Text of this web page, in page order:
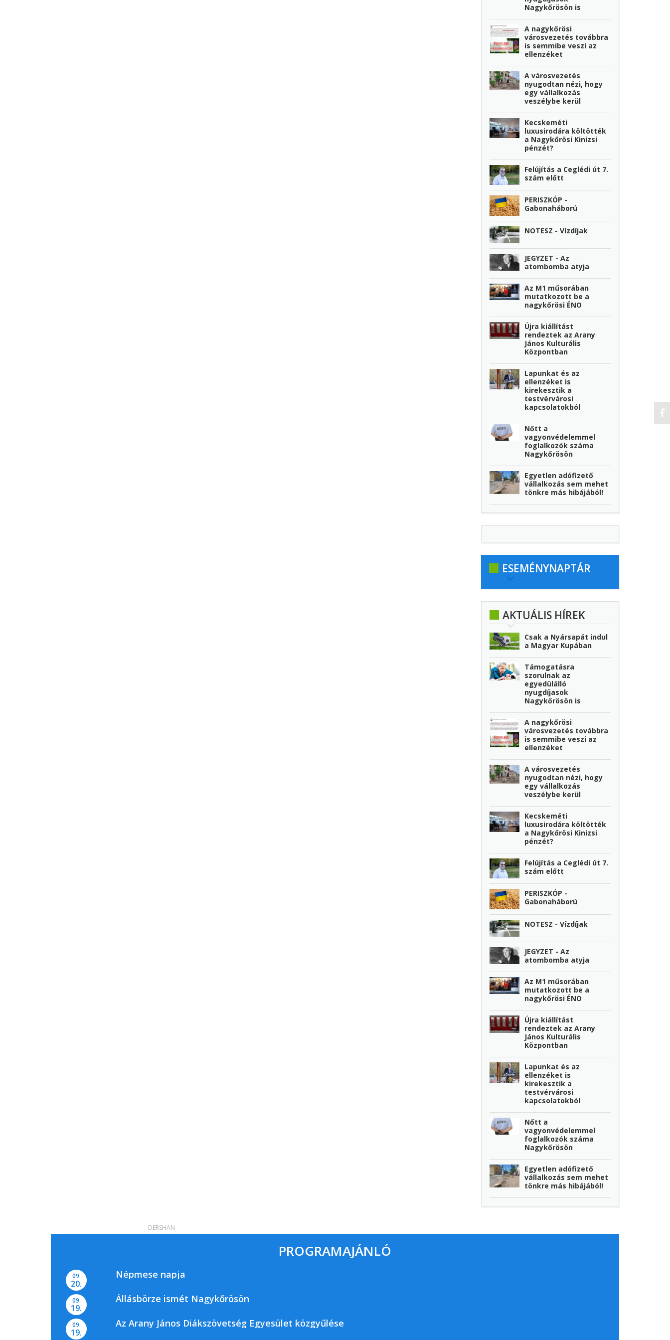
Nagykőrösön is
A nagykőrösi
városvezetés továbbra
is semmibe veszi az
ellenzéket
A városvezetés
nyugodtan nézi, hogy
egy vállalkozás
veszélybe kerül
Kecskeméti
luxusirodára költötték
a Nagykőrösi Kinizsi
pénzét?
Felújítás a Ceglédi út 7.
szám előtt
PERISZKÓP -
Gabonaháború
NOTESZ - Vízdíjak
JEGYZET - Az
atombomba atyja
Az M1 műsorában
mutatkozott be a
nagykőrösi ÉNO
Újra kiállítást
rendeztek az Arany
János Kulturális
Központban
Lapunkat és az
ellenzéket is
kirekesztik a
testvérvárosi
kapcsolatokból
Nőtt a
vagyonvédelemmel
foglalkozók száma
Nagykőrösön
Egyetlen adófizető
vállalkozás sem mehet
tönkre más hibájából!
ESEMÉNYNAPTÁR
AKTUÁLIS HÍREK
Csak a Nyársapát indul
a Magyar Kupában
Támogatásra
szorulnak az
egyedülálló
nyugdíjasok
Nagykőrösön is
A nagykőrösi
városvezetés továbbra
is semmibe veszi az
ellenzéket
A városvezetés
nyugodtan nézi, hogy
egy vállalkozás
veszélybe kerül
Kecskeméti
luxusirodára költötték
a Nagykőrösi Kinizsi
pénzét?
Felújítás a Ceglédi út 7.
szám előtt
PERISZKÓP -
Gabonaháború
NOTESZ - Vízdíjak
JEGYZET - Az
atombomba atyja
Az M1 műsorában
mutatkozott be a
nagykőrösi ÉNO
Újra kiállítást
rendeztek az Arany
János Kulturális
Központban
Lapunkat és az
ellenzéket is
kirekesztik a
testvérvárosi
kapcsolatokból
Nőtt a
vagyonvédelemmel
foglalkozók száma
Nagykőrösön
Egyetlen adófizető
vállalkozás sem mehet
tönkre más hibájából!
PROGRAMAJÁNLÓ
09.
20.
Népmese napja
09.
19.
Állásbörze ismét Nagykőrösön
09.
19.
Az Arany János Diákszövetség Egyesület közgyűlése
DERSHAN